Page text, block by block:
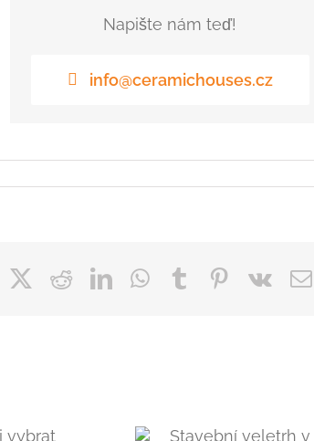
Napište nám teď!
info@ceramichouses.cz
FacebookRedditLinkedInWhatsApp
TumblrPinterest
Vk